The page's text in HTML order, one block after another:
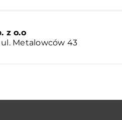
z o.o
ul. Metalowców 43